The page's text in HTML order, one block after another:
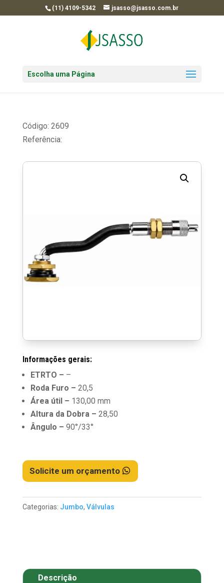
(11) 4109-5342 jsasso@jsasso.com.br
Escolha uma Página
Código: 2609
Referência:
Informações gerais:
ETRTO – –
Roda Furo – 20,5
Área útil – 130,00 mm
Altura da Dobra – 28,50
Ângulo – 90°/33°
Solicite um orçamento
Categorias: Jumbo, Válvulas
Descrição